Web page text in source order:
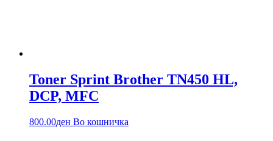
Toner Sprint Brother TN450 HL,
DCP, MFC
800.00ден Во кошничка